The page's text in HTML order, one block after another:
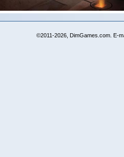
©2011-2026, DimGames.com. E-